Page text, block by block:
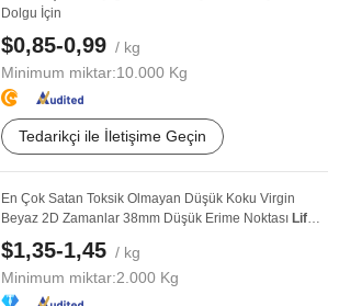
Dolgu İçin
$0,85-0,99 / kg
Minimum miktar:10.000 Kg
Tedarikçi ile İletişime Geçin
En Çok Satan Toksik Olmayan Düşük Koku Virgin
Beyaz 2D Zamanlar 38mm Düşük Erime Noktası Lif
110 ...
$1,35-1,45 / kg
Minimum miktar:2.000 Kg